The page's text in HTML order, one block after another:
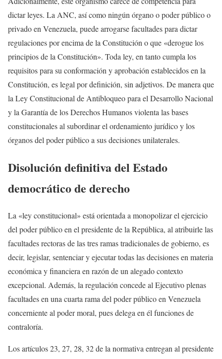
dictar leyes. La ANC, así como ningún órgano o poder público o
privado en Venezuela, puede arrogarse facultades para dictar
regulaciones por encima de la Constitución o que «derogue los
principios de la Constitución». Toda ley, en tanto cumpla los
requisitos para su conformación y aprobación establecidos en la
Constitución, es legal por definición, sin adjetivos. De manera que
la Ley Constitucional de Antibloqueo para el Desarrollo Nacional
y la Garantía de los Derechos Humanos violenta las bases
constitucionales al subordinar el ordenamiento jurídico y los
órganos del poder público a sus decisiones unilaterales.
Disolución definitiva del Estado
democrático de derecho
La «ley constitucional» está orientada a monopolizar el ejercicio
del poder público en el presidente de la República, al atribuirle las
facultades rectoras de las tres ramas tradicionales de gobierno, es
decir, legislar, sentenciar y ejecutar todas las decisiones en materia
económica y financiera en razón de un alegado contexto
excepcional. Además, la regulación concede al Ejecutivo plenas
facultades en una cuarta rama del poder público en Venezuela
concerniente al poder moral, pues delega en él funciones de
contraloría.
Los artículos 23, 27, 28, 32 de la normativa entregan al presidente